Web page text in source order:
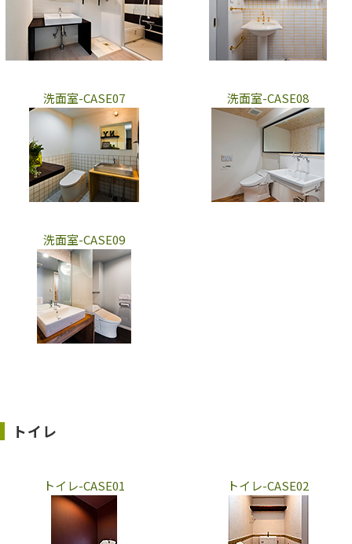
洗面室-CASE07 洗面室-CASE08
洗面室-CASE09
トイレ
トイレ-CASE01 トイレ-CASE02